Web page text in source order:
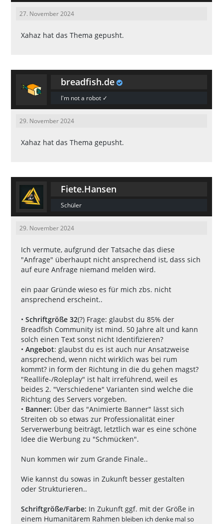
27. November 2024
Xahaz hat das Thema gepusht.
breadfish.de
I'm not a robot ✓
29. November 2024
Xahaz hat das Thema gepusht.
Fiete.Hansen
Schüler
29. November 2024
Ich vermute, aufgrund der Tatsache das diese
"Anfrage" überhaupt nicht ansprechend ist, dass sich
auf eure Anfrage niemand melden wird.
ein paar Gründe wieso es für mich zbs. nicht
ansprechend erscheint..
•Schriftgröße 32(?) Frage: glaubst du 85% der
Breadfish Community ist mind. 50 Jahre alt und kann
solch einen Text sonst nicht Identifizieren?
•Angebot: glaubst du es ist auch nur Ansatzweise
ansprechend, wenn nicht wirklich was bei rum
kommt? in form der Richtung in die du gehen magst?
"Reallife-/Roleplay" ist halt irreführend, weil es
beides 2. "Verschiedene" Varianten sind welche die
Richtung des Servers vorgeben.
• Banner: Über das "Animierte Banner" lässt sich
Streiten ob so etwas zur Professionalität einer
Serverwerbung beiträgt, letztlich war es eine schöne
Idee die Werbung zu "Schmücken".
Nun kommen wir zum Grande Finale..
Wie kannst du sowas in Zukunft besser gestalten
oder Strukturieren..
Schriftgröße/Farbe: In Zukunft ggf. mit der Größe in
einem Humanitärem Rahmen bleiben ich denke mal so